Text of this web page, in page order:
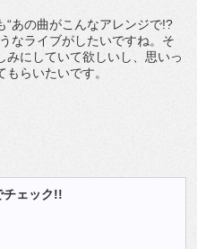
あの曲がこんなアレンジで!?
なライブがしたいですね。そ
みにしていて欲しいし、思いっ
らいたいです。
チェック!!